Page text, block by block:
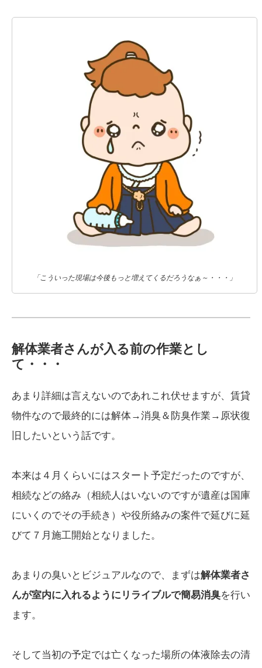
「こういった現場は今後もっと増えてくるだろうなぁ～・・・」
解体業者さんが入る前の作業とし
て・・・
あまり詳細は言えないのであれこれ伏せますが、賃貸
物件なので最終的には解体→消臭＆防臭作業→原状復
旧したいという話です。
本来は４月くらいにはスタート予定だったのですが、
相続などの絡み（相続人はいないのですが遺産は国庫
にいくのでその手続き）や役所絡みの案件で延びに延
びて７月施工開始となりました。
あまりの臭いとビジュアルなので、まずは解体業者さ
んが室内に入れるようにリライブルで簡易消臭を行い
ます。
そして当初の予定では亡くなった場所の体液除去の清